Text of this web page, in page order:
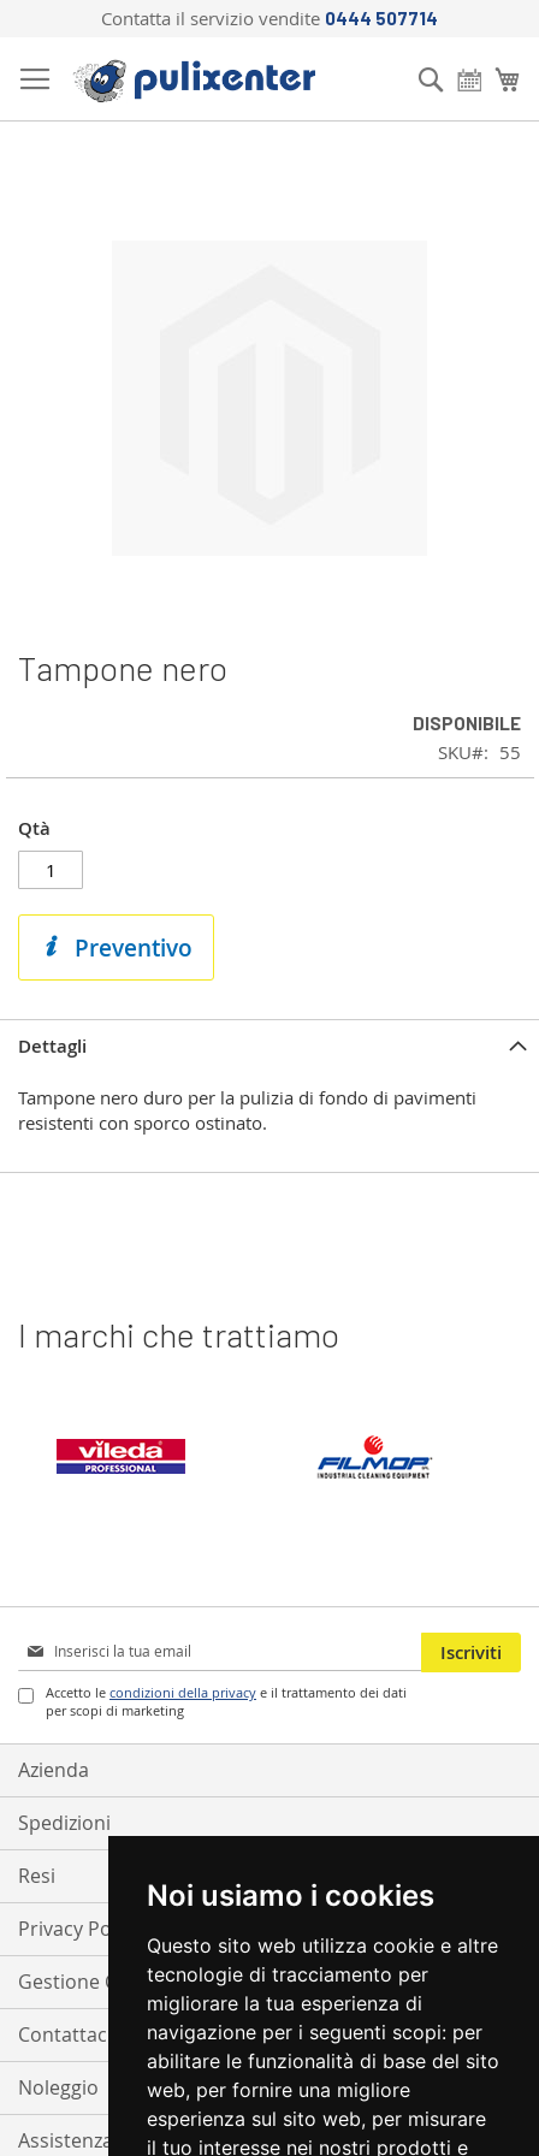
Noi usiamo i cookies
Questo sito web utilizza cookie e altre
tecnologie di tracciamento per
migliorare la tua esperienza di
navigazione per i seguenti scopi: per
abilitare le funzionalità di base del sito
web, per fornire una migliore
esperienza sul sito web, per misurare
il tuo interesse nei nostri prodotti e
Contatta il servizio vendite 0444 507714
al
contenuto
Cerca
Tampone nero
DISPONIBILE
SKU 55
Qtà
Preventivo
Vai
all'inizio
immagini
Dettagli
Tampone nero duro per la pulizia di fondo di pavimenti
resistenti con sporco ostinato.
I marchi che trattiamo
Iscriviti
alla
nostra
Newsletter:
Accetto le condizioni della privacy e il trattamento dei dati
per scopi di marketing
Iscriviti
Azienda
Spedizioni
Resi
Privacy Policy
Gestione Cookie
Contattaci
Noleggio
Assistenza